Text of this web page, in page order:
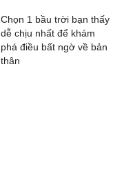
Chọn 1 bầu trời bạn thấy
dễ chịu nhất để khám
phá điều bất ngờ về bản
thân